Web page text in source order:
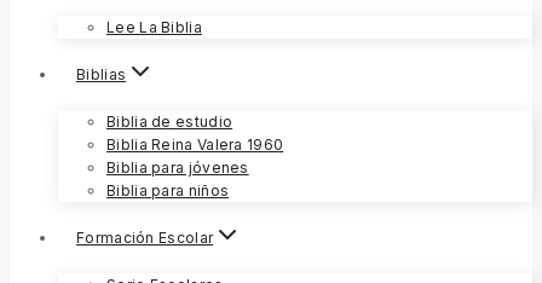
Lee La Biblia
Biblias
Biblia de estudio
Biblia Reina Valera 1960
Biblia para jóvenes
Biblia para niños
Formación Escolar